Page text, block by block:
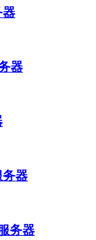
器
器
务器
务器